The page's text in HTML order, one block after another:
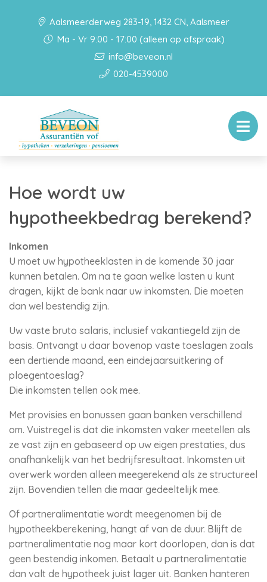
Aalsmeerderweg 283-19, 1432 CN, Aalsmeer
Ma - Vr 9:00 - 17:00 (alleen op afspraak)
info@beveon.nl
020-4539000
Hoe wordt uw
hypotheekbedrag berekend?
Inkomen
U moet uw hypotheeklasten in de komende 30 jaar
kunnen betalen. Om na te gaan welke lasten u kunt
dragen, kijkt de bank naar uw inkomsten. Die moeten
dan wel bestendig zijn.
Uw vaste bruto salaris, inclusief vakantiegeld zijn de
basis. Ontvangt u daar bovenop vaste toeslagen zoals
een dertiende maand, een eindejaarsuitkering of
ploegentoeslag?
Die inkomsten tellen ook mee.
Met provisies en bonussen gaan banken verschillend
om. Vuistregel is dat die inkomsten vaker meetellen als
ze vast zijn en gebaseerd op uw eigen prestaties, dus
onafhankelijk van het bedrijfsresultaat. Inkomsten uit
overwerk worden alleen meegerekend als ze structureel
zijn. Bovendien tellen die maar gedeeltelijk mee.
Of partneralimentatie wordt meegenomen bij de
hypotheekberekening, hangt af van de duur. Blijft de
partneralimentatie nog maar kort doorlopen, dan is dat
geen bestendig inkomen. Betaalt u partneralimentatie
dan valt de hypotheek juist lager uit. Banken hanteren